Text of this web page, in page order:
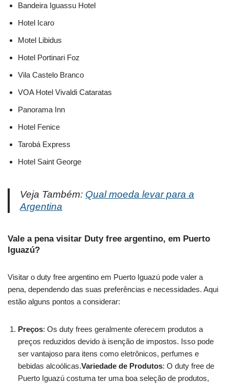
Bandeira Iguassu Hotel
Hotel Icaro
Motel Libidus
Hotel Portinari Foz
Vila Castelo Branco
VOA Hotel Vivaldi Cataratas
Panorama Inn
Hotel Fenice
Tarobá Express
Hotel Saint George
Veja Também: Qual moeda levar para a
Argentina
Vale a pena visitar Duty free argentino, em Puerto
Iguazú?
Visitar o duty free argentino em Puerto Iguazú pode valer a
pena, dependendo das suas preferências e necessidades. Aqui
estão alguns pontos a considerar:
Preços: Os duty frees geralmente oferecem produtos a
preços reduzidos devido à isenção de impostos. Isso pode
ser vantajoso para itens como eletrônicos, perfumes e
bebidas alcoólicas.Variedade de Produtos: O duty free de
Puerto Iguazú costuma ter uma boa seleção de produtos,